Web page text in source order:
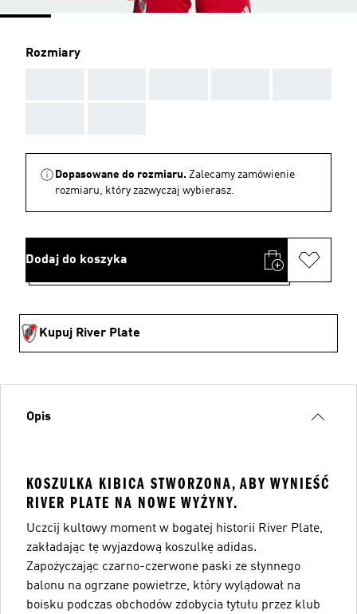
Rozmiary
Dopasowane do rozmiaru. Zalecamy zamówienie
rozmiaru, który zazwyczaj wybierasz.
Dodaj do koszyka
Kupuj River Plate
Opis
KOSZULKA KIBICA STWORZONA, ABY WYNIEŚĆ
RIVER PLATE NA NOWE WYŻYNY.
Uczcij kultowy moment w bogatej historii River Plate,
zakładając tę wyjazdową koszulkę adidas.
Zapożyczając czarno-czerwone paski ze słynnego
balonu na ogrzane powietrze, który wylądował na
boisku podczas obchodów zdobycia tytułu przez klub